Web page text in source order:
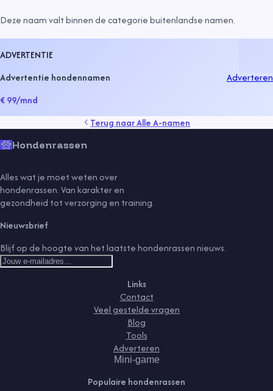
Deze naam valt binnen de categoriebuitenlandse namen.
ADVERTENTIE
Advertentie hondennamen
€ 99/mnd
Adverteren
Terug naarAlle A-namen
Hondenrassen
Alles wat je moet weten over
hondenrassen. Van karakter en
gezondheid tot verzorging en training.
Nieuwsbrief
Blijf op de hoogte van het laatste hondenrassen nieuws.
Links
Contact
Veel gestelde vragen
Blog
Tools
Adverteren
Mini-game
Populaire hondenrassen